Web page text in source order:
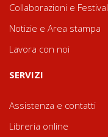
Collaborazioni e Festival
Notizie e Area stampa
Lavora con noi
SERVIZI
Assistenza e contatti
Libreria online